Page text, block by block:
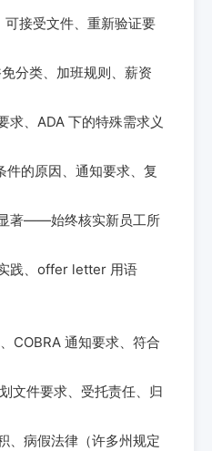
可接受文件、重新验证要
分类、加班规则、薪资
求、ADA 下的特殊需求义
件的原因、通知要求、复
著——始终核实新员工所
践、offer letter 用语
COBRA 通知要求、符合
文件要求、受托责任、归
、病假法律（许多州规定